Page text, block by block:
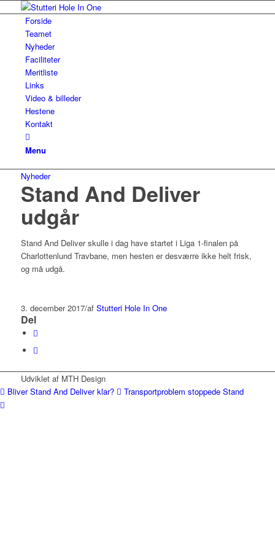
Forside
Teamet
Nyheder
Faciliteter
Meritliste
Links
Video & billeder
Hestene
Kontakt
Menu
Nyheder
Stand And Deliver
udgår
Stand And Deliver skulle i dag have startet i Liga 1-finalen på
Charlottenlund Travbane, men hesten er desværre ikke helt frisk,
og må udgå.
3. december 2017/af Stutteri Hole In One
Del
Udviklet af MTH Design
Bliver Stand And Deliver klar?
Transportproblem stoppede Stand